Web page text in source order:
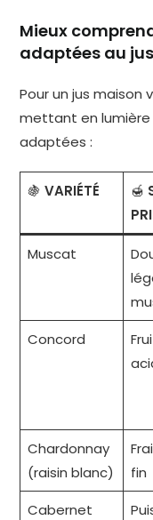
Mieux
adaptées au
Pour un jus maison
mettant en lumière
adaptées :
🍇 VARIÉTÉ 🍯
Muscat
Concord
Chardonnay
(raisin blanc)
fin
Cabernet